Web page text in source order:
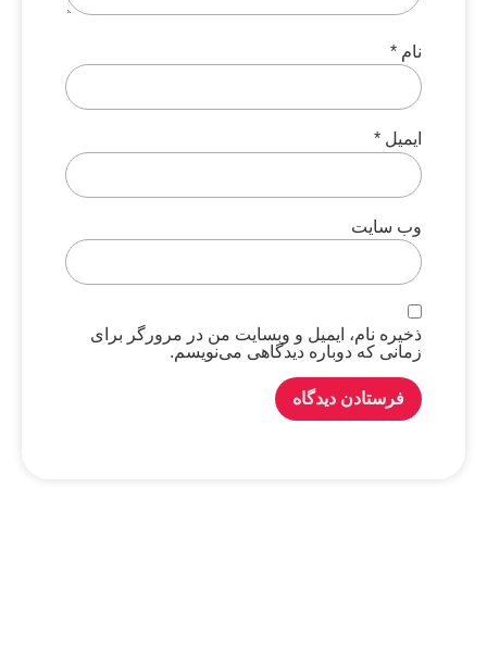
نام *
ایمیل *
وب‌ سایت
ذخیره نام، ایمیل و وبسایت من در مرورگر برای
زمانی که دوباره دیدگاهی می‌نویسم.